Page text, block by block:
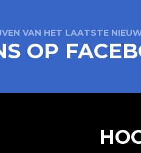
VAN HET LAATSTE
OP